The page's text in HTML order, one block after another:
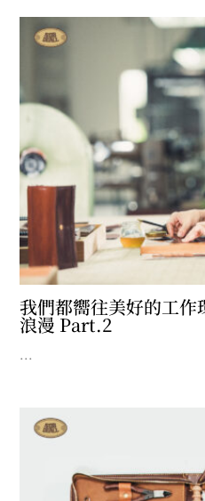
我們都嚮往美好的工
浪漫 Part.2
...